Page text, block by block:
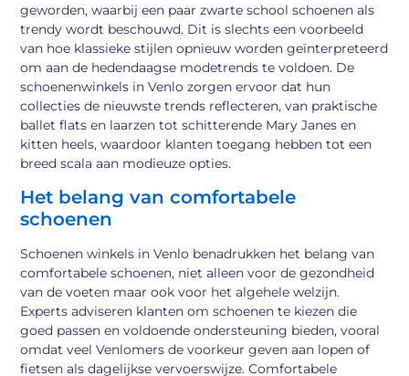
geworden, waarbij een paar zwarte school schoenen als
trendy wordt beschouwd. Dit is slechts een voorbeeld
van hoe klassieke stijlen opnieuw worden geïnterpreteerd
om aan de hedendaagse modetrends te voldoen. De
schoenenwinkels in Venlo zorgen ervoor dat hun
collecties de nieuwste trends reflecteren, van praktische
ballet flats en laarzen tot schitterende Mary Janes en
kitten heels, waardoor klanten toegang hebben tot een
breed scala aan modieuze opties.
Het belang van comfortabele
schoenen
Schoenen winkels in Venlo benadrukken het belang van
comfortabele schoenen, niet alleen voor de gezondheid
van de voeten maar ook voor het algehele welzijn.
Experts adviseren klanten om schoenen te kiezen die
goed passen en voldoende ondersteuning bieden, vooral
omdat veel Venlomers de voorkeur geven aan lopen of
fietsen als dagelijkse vervoerswijze. Comfortabele